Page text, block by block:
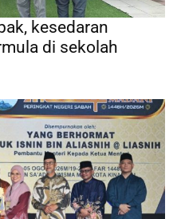
kesedaran
di sekolah